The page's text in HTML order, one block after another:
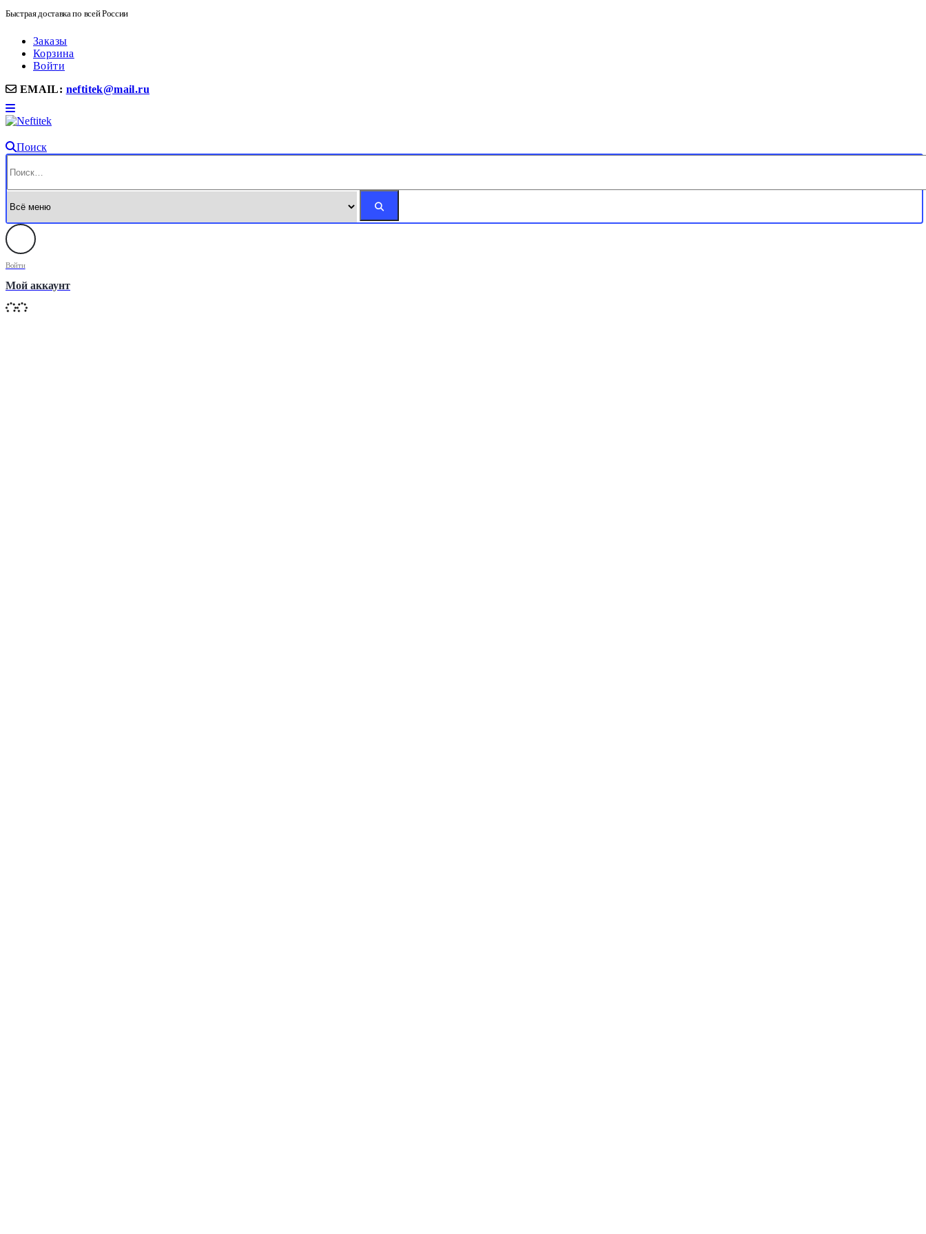
Быстрая доставка по всей России
Заказы
Корзина
Войти
EMAIL: neftitek@mail.ru
Поиск
Войти
Мой аккаунт